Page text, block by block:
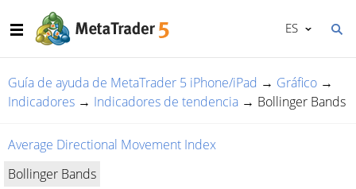
ES
Guía de ayuda de MetaTrader 5 iPhone/iPad → Gráfico →
Indicadores → Indicadores de tendencia → Bollinger Bands
Average Directional Movement Index
Bollinger Bands